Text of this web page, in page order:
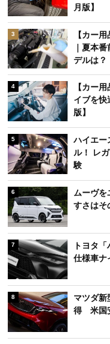
月版】
3
【カー
｜夏本
デルは？
4
【カー
イブを快
版】
5
ハイエー
ル！ レ
験
6
ムーヴを
すさはそ
7
トヨタ
仕様車ナ
8
マツダ新
得 米国